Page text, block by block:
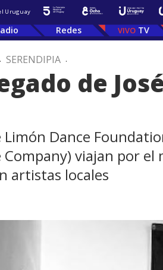
Uruguay
Redes TV
. SERENDIPIA .
de
Limón Dance
viajan por el
artistas locales